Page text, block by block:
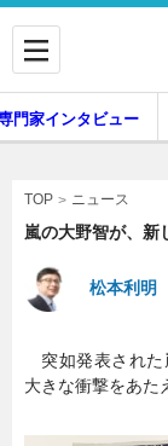
企業インタ
副業
門家インタビュー
TOP ニュース
嵐の大野智が、新
松本利明
突如発表された
大きな衝撃をあた